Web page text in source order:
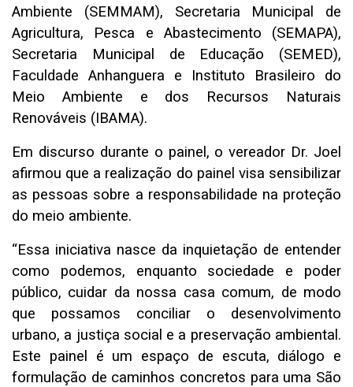
Ambiente (SEMMAM), Secretaria Municipal de
Agricultura, Pesca e Abastecimento (SEMAPA),
Secretaria Municipal de Educação (SEMED),
Faculdade Anhanguera e Instituto Brasileiro do
Meio Ambiente e dos Recursos Naturais
Renováveis (IBAMA).
Em discurso durante o painel, o vereador Dr. Joel
afirmou que a realização do painel visa sensibilizar
as pessoas sobre a responsabilidade na proteção
do meio ambiente.
“Essa iniciativa nasce da inquietação de entender
como podemos, enquanto sociedade e poder
público, cuidar da nossa casa comum, de modo
que possamos conciliar o desenvolvimento
urbano, a justiça social e a preservação ambiental.
Este painel é um espaço de escuta, diálogo e
formulação de caminhos concretos para uma São